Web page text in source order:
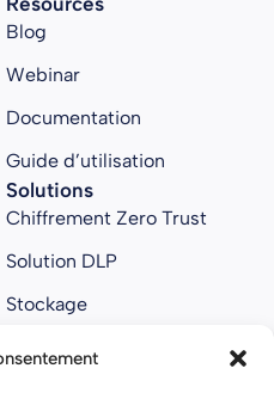
Blog
Webinar
Documentation
Guide d’utilisation
Solutions
Chiffrement Zero Trust
Solution DLP
Stockage
Collaboratif